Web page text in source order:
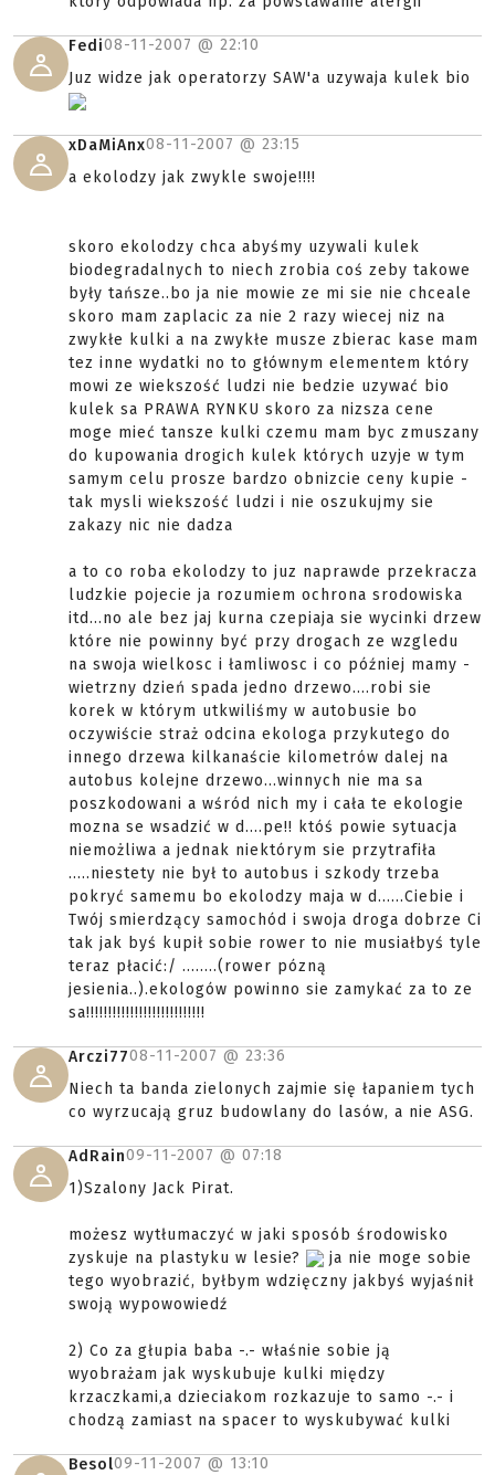
Fedi08-11-2007 @ 22:10
Juz widze jak operatorzy SAW'a uzywaja kulek bio
xDaMiAnx08-11-2007 @ 23:15
a ekolodzy jak zwykle swoje!!!!
skoro ekolodzy chca abyśmy uzywali kulek
biodegradalnych to niech zrobia coś zeby takowe
były tańsze..bo ja nie mowie ze mi sie nie chceale
skoro mam zaplacic za nie 2 razy wiecej niz na
zwykłe kulki a na zwykłe musze zbierac kase mam
tez inne wydatki no to głównym elementem który
mowi ze wiekszość ludzi nie bedzie uzywać bio
kulek sa PRAWA RYNKU skoro za nizsza cene
moge mieć tansze kulki czemu mam byc zmuszany
do kupowania drogich kulek których uzyje w tym
samym celu prosze bardzo obnizcie ceny kupie -
tak mysli wiekszość ludzi i nie oszukujmy sie
zakazy nic nie dadza
a to co roba ekolodzy to juz naprawde przekracza
ludzkie pojecie ja rozumiem ochrona srodowiska
itd...no ale bez jaj kurna czepiaja sie wycinki drzew
które nie powinny być przy drogach ze wzgledu
na swoja wielkosc i łamliwosc i co później mamy -
wietrzny dzień spada jedno drzewo....robi sie
korek w którym utkwiliśmy w autobusie bo
oczywiście straż odcina ekologa przykutego do
innego drzewa kilkanaście kilometrów dalej na
autobus kolejne drzewo...winnych nie ma sa
poszkodowani a wśród nich my i cała te ekologie
mozna se wsadzić w d....pe!! któś powie sytuacja
niemożliwa a jednak niektórym sie przytrafiła
.....niestety nie był to autobus i szkody trzeba
pokryć samemu bo ekolodzy maja w d......Ciebie i
Twój smierdzący samochód i swoja droga dobrze Ci
tak jak byś kupił sobie rower to nie musiałbyś tyle
teraz płacić:/ ........(rower pózną
jesienia..).ekologów powinno sie zamykać za to ze
sa!!!!!!!!!!!!!!!!!!!!!!!!!!!
Arczi7708-11-2007 @ 23:36
Niech ta banda zielonych zajmie się łapaniem tych
co wyrzucają gruz budowlany do lasów, a nie ASG.
AdRain09-11-2007 @ 07:18
1)Szalony Jack Pirat.
możesz wytłumaczyć w jaki sposób środowisko
zyskuje na plastyku w lesie?
ja nie moge sobie
tego wyobrazić, byłbym wdzięczny jakbyś wyjaśnił
swoją wypowowiedź
2) Co za głupia baba -.- właśnie sobie ją
wyobrażam jak wyskubuje kulki między
krzaczkami,a dzieciakom rozkazuje to samo -.- i
chodzą zamiast na spacer to wyskubywać kulki
Besol09-11-2007 @ 13:10